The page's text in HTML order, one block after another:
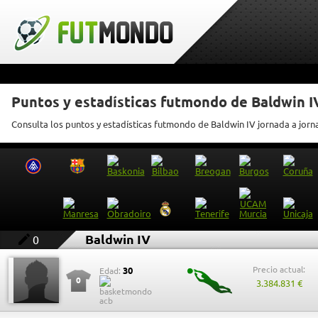
Puntos y estadísticas futmondo de Baldwin
Consulta los puntos y estadísticas futmondo de Baldwin IV jornada a
0 Baldwin IV
0
Edad: 30 Precio actual:
3.384.831 €